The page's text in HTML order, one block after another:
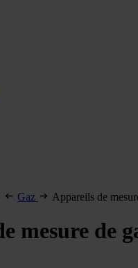
Gaz Appareils de
mesure de